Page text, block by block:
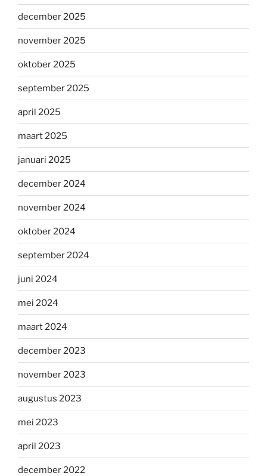
december 2025
november 2025
oktober 2025
september 2025
april 2025
maart 2025
januari 2025
december 2024
november 2024
oktober 2024
september 2024
juni 2024
mei 2024
maart 2024
december 2023
november 2023
augustus 2023
mei 2023
april 2023
december 2022